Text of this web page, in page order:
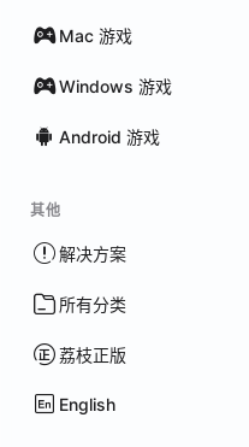
Mac 游戏
Windows 游戏
Android 游戏
其他
解决方案
所有分类
荔枝正版
English